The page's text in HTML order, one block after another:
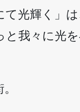
て光輝く」は
と我々に光